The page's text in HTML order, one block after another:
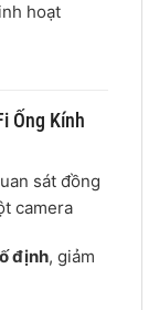
hoạt
Ống Kính
sát đồng
camera
định, giảm